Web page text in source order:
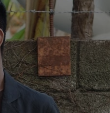
アーチサッポロ
アストールフレックス